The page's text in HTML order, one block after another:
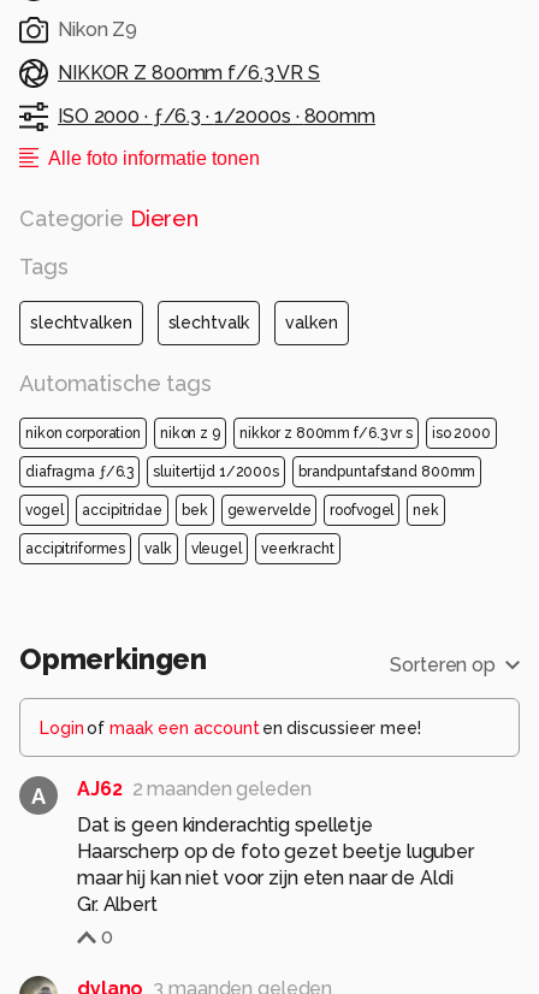
Nikon Z9
NIKKOR Z 800mm f/6.3 VR S
ISO 2000 · ƒ/6.3 · 1/2000s · 800mm
Alle foto informatie tonen
Categorie Dieren
Tags
slechtvalken slechtvalk valken
Automatische tags
nikon corporation nikon z 9 nikkor z 800mm f/6.3 vr s iso 2000
diafragma ƒ/6.3 sluitertijd 1/2000s brandpuntafstand 800mm
vogel accipitridae bek gewervelde roofvogel nek
accipitriformes valk vleugel veerkracht
Opmerkingen Sorteren op
Loginof maak een account en discussieer mee!
A AJ62 2 maanden geleden
Dat is geen kinderachtig spelletje
Haarscherp op de foto gezet beetje luguber
maar hij kan niet voor zijn eten naar de Aldi
Gr. Albert
0
dylano 3 maanden geleden